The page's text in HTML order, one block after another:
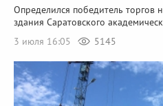
Определился победитель торгов
здания Саратовского
3 июля 16:05
5145